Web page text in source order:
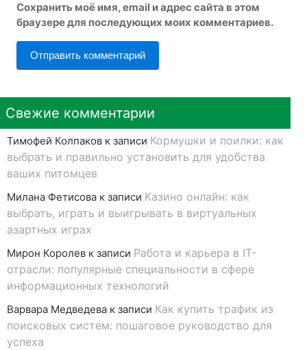
Сохранить моё имя, email и адрес сайта в этом
браузере для последующих моих комментариев.
Свежие комментарии
Тимофей Колпаков к записи Кормушки и поилки: как
выбрать и правильно установить для удобства
ваших питомцев
Милана Фетисова к записи Казино онлайн: как
выбрать, играть и выигрывать в виртуальных
азартных играх
Мирон Королев к записи Работа и карьера в IT-
отрасли: популярные специальности в сфере
информационных технологий
Варвара Медведева к записи Как купить трафик из
поисковых систем: пошаговое руководство для
успеха